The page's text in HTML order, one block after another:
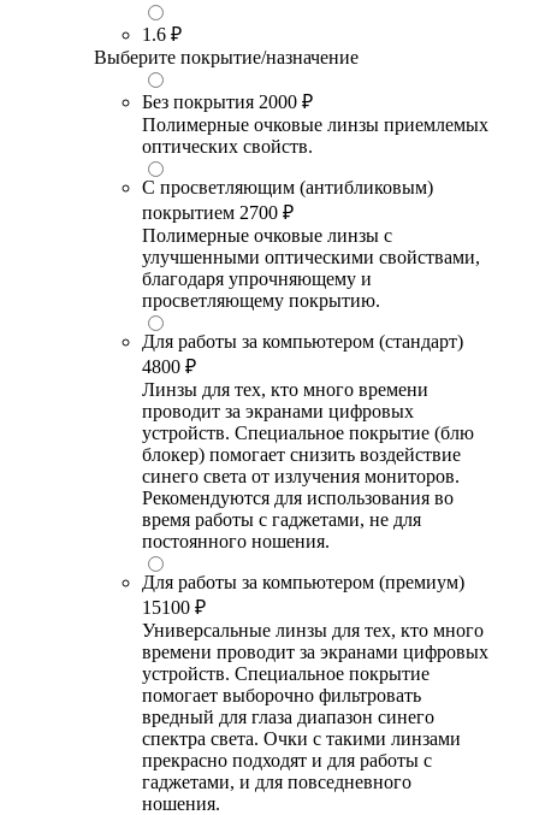
1.6 ₽
Выберите покрытие/назначение
Без покрытия 2000 ₽
Полимерные очковые линзы приемлемых
оптических свойств.
С просветляющим (антибликовым)
покрытием 2700 ₽
Полимерные очковые линзы с
улучшенными оптическими свойствами,
благодаря упрочняющему и
просветляющему покрытию.
Для работы за компьютером (стандарт)
4800 ₽
Линзы для тех, кто много времени
проводит за экранами цифровых
устройств. Специальное покрытие (блю
блокер) помогает снизить воздействие
синего света от излучения мониторов.
Рекомендуются для использования во
время работы с гаджетами, не для
постоянного ношения.
Для работы за компьютером (премиум)
15100 ₽
Универсальные линзы для тех, кто много
времени проводит за экранами цифровых
устройств. Специальное покрытие
помогает выборочно фильтровать
вредный для глаза диапазон синего
спектра света. Очки с такими линзами
прекрасно подходят и для работы с
гаджетами, и для повседневного
ношения.